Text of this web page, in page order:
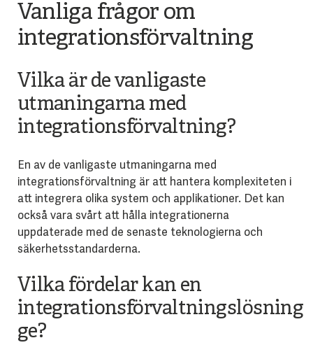
Vanliga frågor om
integrationsförvaltning
Vilka är de vanligaste
utmaningarna med
integrationsförvaltning?
En av de vanligaste utmaningarna med
integrationsförvaltning är att hantera komplexiteten i
att integrera olika system och applikationer. Det kan
också vara svårt att hålla integrationerna
uppdaterade med de senaste teknologierna och
säkerhetsstandarderna.
Vilka fördelar kan en
integrationsförvaltningslösning
ge?